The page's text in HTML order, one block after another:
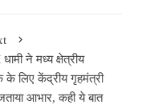
ने मध्य क्षेत्रीय
के लिए केंद्रीय गृहमंत्री
आभार, कही ये बात